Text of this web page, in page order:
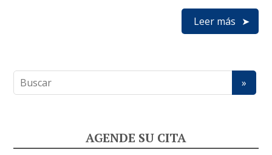
Leer más
AGENDE SU CITA